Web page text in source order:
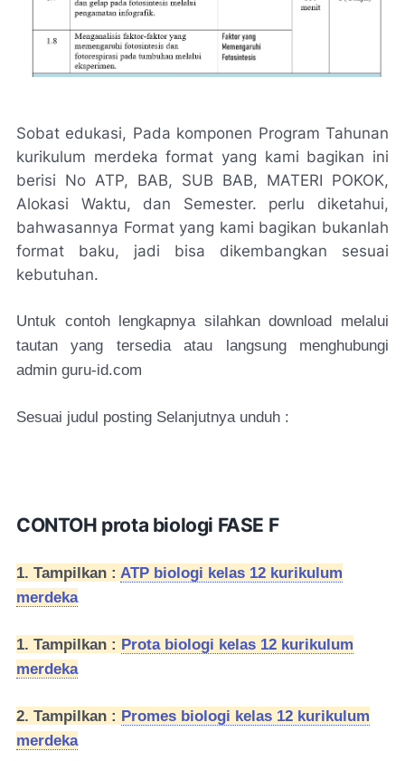
Sobat edukasi, Pada komponen Program Tahunan
kurikulum merdeka format yang kami bagikan ini
berisi No ATP, BAB, SUB BAB, MATERI POKOK,
Alokasi Waktu, dan Semester. perlu diketahui,
bahwasannya Format yang kami bagikan bukanlah
format baku, jadi bisa dikembangkan sesuai
kebutuhan.
Untuk contoh lengkapnya silahkan download melalui
tautan yang tersedia atau langsung menghubungi
admin guru-id.com
Sesuai judul posting Selanjutnya unduh :
CONTOH prota biologi FASE F
1. Tampilkan : ATP biologi kelas 12 kurikulum
merdeka
1. Tampilkan : Prota biologi kelas 12 kurikulum
merdeka
2. Tampilkan : Promes biologi kelas 12 kurikulum
merdeka